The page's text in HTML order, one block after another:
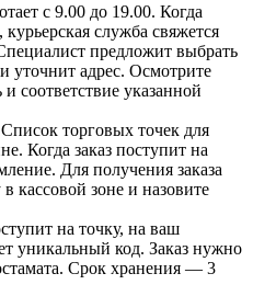
с 9.00 до 19.00. Когда
служба свяжется
предложит выбрать
уточнит адрес. Осмотрите
соответствие указанной
торговых точек для
Когда заказ поступит на
Для получения заказа
кассовой зоне и назовите
на точку, на ваш
уникальный код. Заказ нужно
Срок хранения — 3